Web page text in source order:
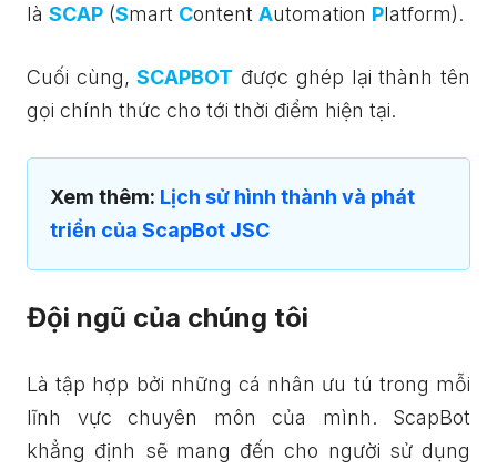
là SCAP (Smart Content Automation Platform).
Cuối cùng,SCAPBOT được ghép lại thành tên
gọi chính thức cho tới thời điểm hiện tại.
Xem thêm: Lịch sử hình thành và phát
triển của ScapBot JSC
Đội ngũ của chúng tôi
Là tập hợp bởi những cá nhân ưu tú trong mỗi
lĩnh vực chuyên môn của mình. ScapBot
khẳng định sẽ mang đến cho người sử dụng